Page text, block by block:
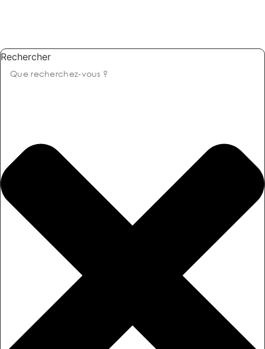
Rechercher